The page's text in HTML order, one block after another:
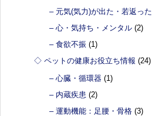
– 元気(気力)が出た・若返った
– 心・気持ち・メンタル (2)
– 食欲不振 (1)
◇ ペットの健康お役立ち情報 (24)
– 心臓・循環器 (1)
– 内蔵疾患 (2)
– 運動機能：足腰・骨格 (3)